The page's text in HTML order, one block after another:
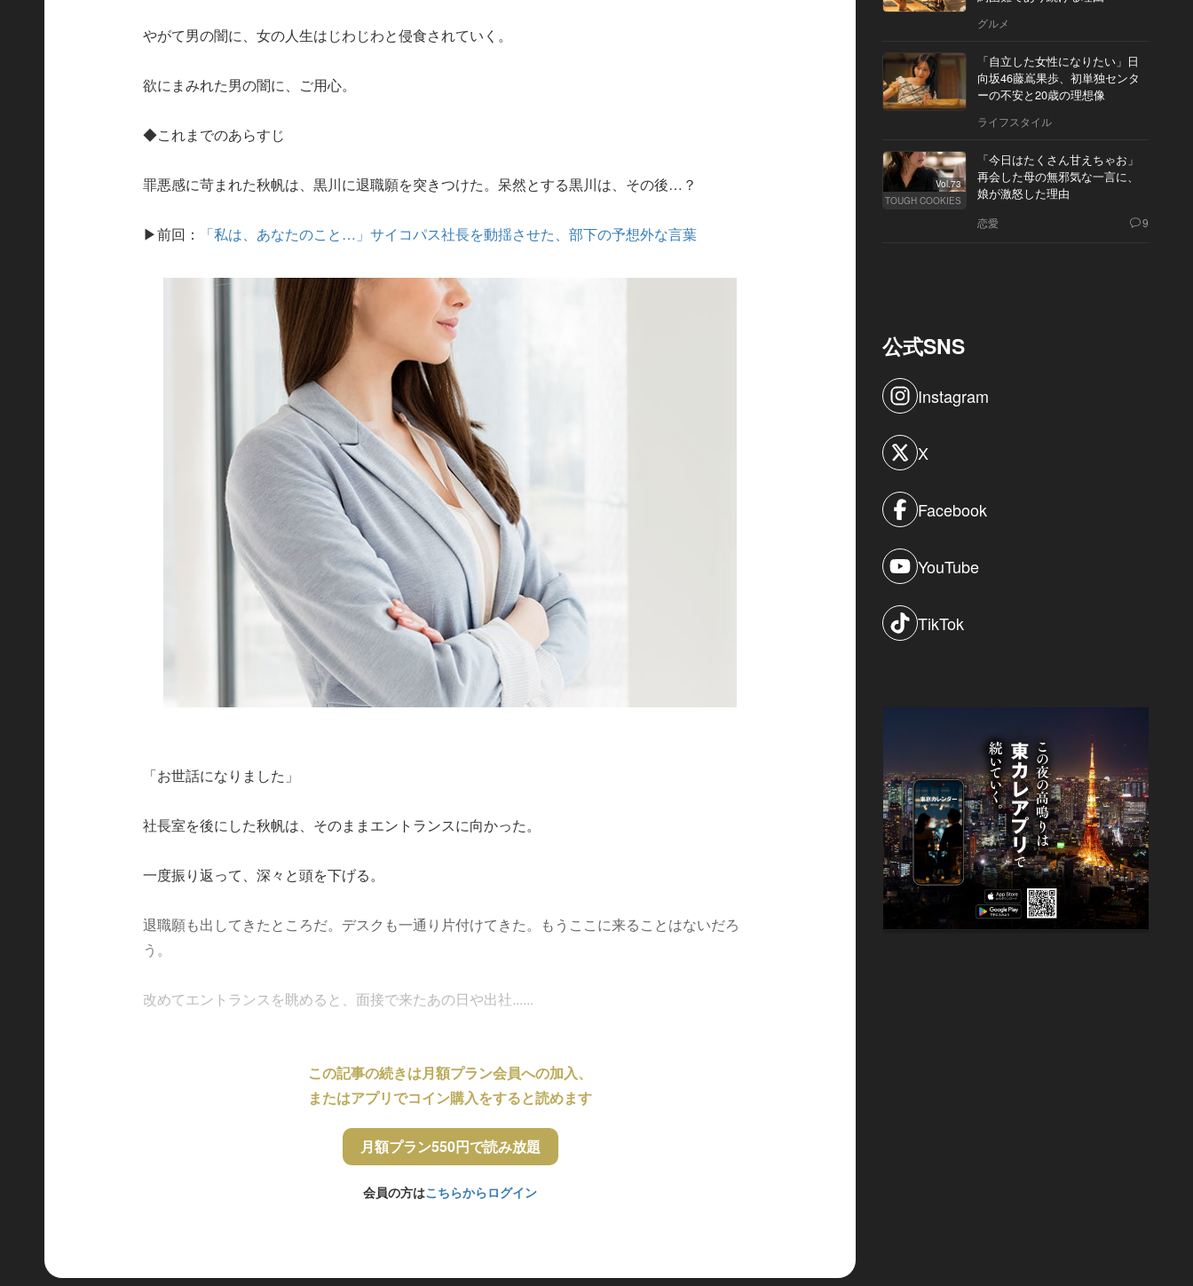
やがて男の闇に、女の人生はじわじわと侵食されていく。
欲にまみれた男の闇に、ご用心。
◆これまでのあらすじ
罪悪感に苛まれた秋帆は、黒川に退職願を突きつけた。呆然とする黒川は、その後…？
▶前回： 「私は、あなたのこと…」サイコパス社長を動揺させた、部下の予想外な言葉
「お世話になりました」
社長室を後にした秋帆は、そのままエントランスに向かった。
一度振り返って、深々と頭を下げる。
退職願も出してきたところだ。デスクも一通り片付けてきた。もうここに来ることはないだろ
う。
改めてエントランスを眺めると、面接で来たあの日や出社......
この記事の続きは月額プラン会員への加入、
またはアプリでコイン購入をすると読めます
月額プラン550円で読み放題
会員の方はこちらからログイン
グルメ
「自立した女性になりたい」日
向坂46藤嶌果歩、初単独センタ
ーの不安と20歳の理想像
ライフスタイル
Vol.73
TOUGH COOKIES
「今日はたくさん甘えちゃお」
再会した母の無邪気な一言に、
娘が激怒した理由
恋愛 9
公式SNS
Instagram
X
Facebook
YouTube
TikTok